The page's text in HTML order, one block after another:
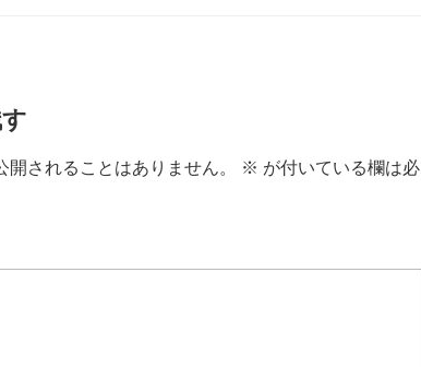
開されることはありません。 ※ が付いている欄は必